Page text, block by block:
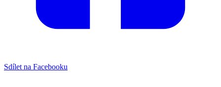
Sdílet na Facebooku